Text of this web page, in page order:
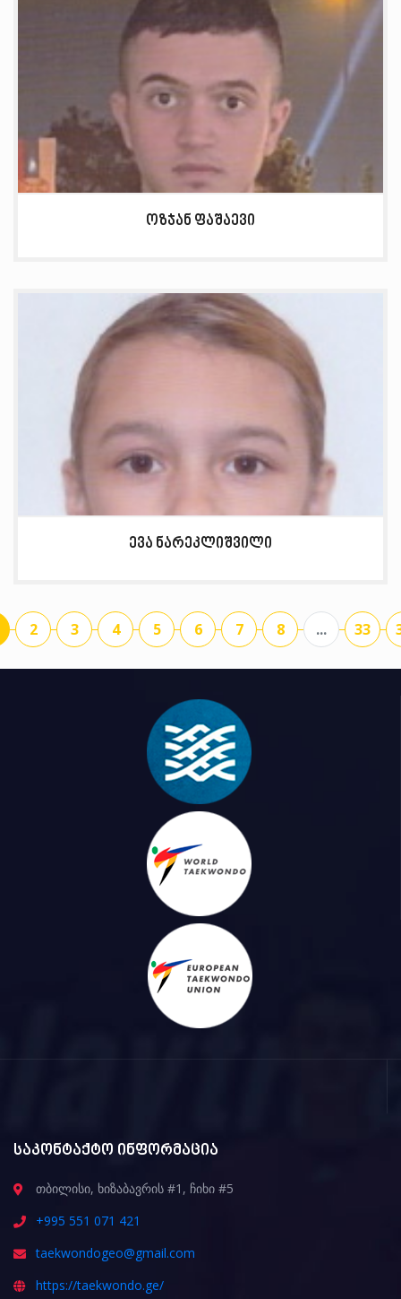
ოზჯან ფაშაევი
ევა ნარეკლიშვილი
2 3 4 5 6 7 8 ... 33
საკონტაქტო ინფორმაცია
თბილისი, ხიზაბავრის #1, ჩიხი #5
+995 551 071 421
taekwondogeo@gmail.com
https://taekwondo.ge/